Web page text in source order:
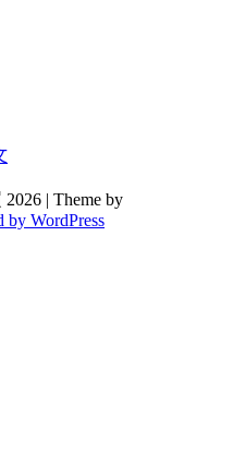
| Theme by
by WordPress